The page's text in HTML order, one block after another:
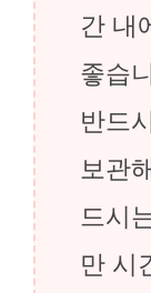
간 내
좋습
반드
보관
드시
만 시